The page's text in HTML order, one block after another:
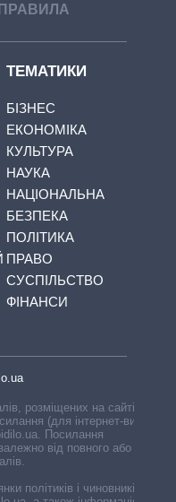
ПРАВИЛА
ТЕМАТИКИ
БІЗНЕС
ЕКОНОМІКА
КУЛЬТУРА
НАУКА
НАЦІОНАЛЬНА
БЕЗПЕКА
ПОЛІТИКА
ПРАВО
СУСПІЛЬСТВО
ФІНАНСИ
розміщених на сайті,
(для інтернет-видань
Посилання
від повного або
політиків і чиновників,